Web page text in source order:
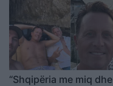
“Shqipëria me miq dhe